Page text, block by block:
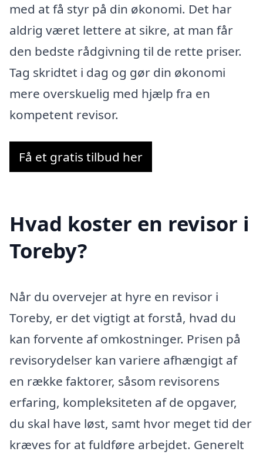
med at få styr på din økonomi. Det har
aldrig været lettere at sikre, at man får
den bedste rådgivning til de rette priser.
Tag skridtet i dag og gør din økonomi
mere overskuelig med hjælp fra en
kompetent revisor.
Få et gratis tilbud her
Hvad koster en revisor i
Toreby?
Når du overvejer at hyre en revisor i
Toreby, er det vigtigt at forstå, hvad du
kan forvente af omkostninger. Prisen på
revisorydelser kan variere afhængigt af
en række faktorer, såsom revisorens
erfaring, kompleksiteten af de opgaver,
du skal have løst, samt hvor meget tid der
kræves for at fuldføre arbejdet. Generelt